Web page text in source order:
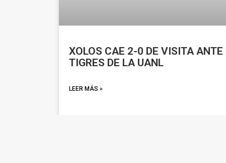
XOLOS CAE 2-0 DE VISITA ANTE
TIGRES DE LA UANL
LEER MÁS »